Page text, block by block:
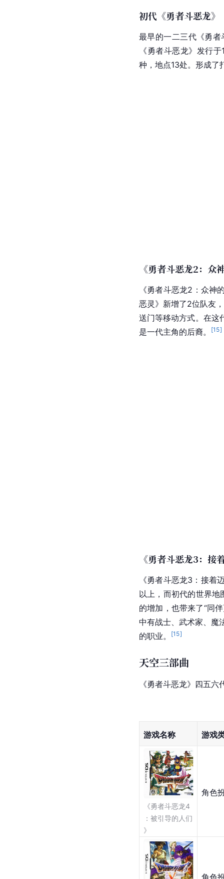
初代《勇者斗恶龙》
最早的一二三代《勇
《勇者斗恶龙》发行
种，地点13处。形成了
《勇者斗恶龙2：众
《勇者斗恶龙2 ：众神
恶灵》新增了2位队友
送门等移动方式。在这
是一代主角的后裔。
[15]
《勇者斗恶龙3：接
《勇者斗恶龙3 ：接着
以上，而初代的世界地
的增加，也带来了“同
中有战士、武术家、魔
的职业。
[15]
天空三部曲
《勇者斗恶龙》四五
游戏名称 游戏
《勇者斗恶龙4
：被引导的人们
》
角色
角色